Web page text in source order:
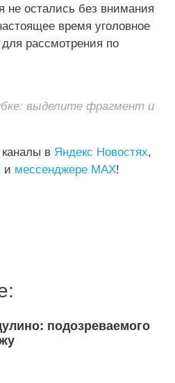
не остались без внимания
время уголовное
рассмотрения по
выделите фрагмент и
в Яндекс Новостях,
и мессенджере MAX!
подозреваемого